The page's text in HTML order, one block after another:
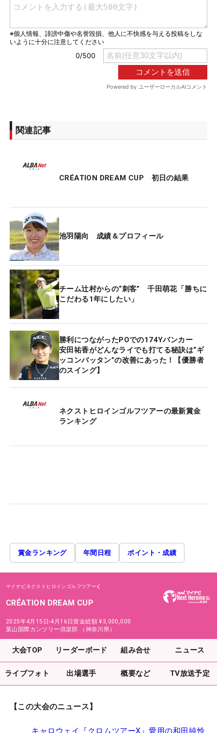
関連記事
CRÉATION DREAM CUP 初日の結果
池羽陽向 成績＆プロフィール
チーム辻村からの“刺客” 千田萌花「勝ちに
こだわる1年にしたい」
勝利につながったPOでの174Yバンカー
安田祐香がどんなライでも打てる秘訣は“ギ
ッコンバッタン”の改善にあった！【優勝者
のスイング】
ネクストヒロインゴルフツアーの最新賞金
ランキング
賞金ランキング 年間日程 ポイント・成績
マイナビネクストヒロインゴルフツアー
CRÉATION DREAM CUP
2025年4月15日-4月16日賞金総額 ¥3,000,000
葉山国際カンツリー倶楽部 （神奈川県）
大会TOP リーダーボード 組み合せ ニュース
ライブフォト 出場選手 概要など TV放送予定
【この大会のニュース】
キャロウェイ『クロムツアーX』愛用の和田純怜